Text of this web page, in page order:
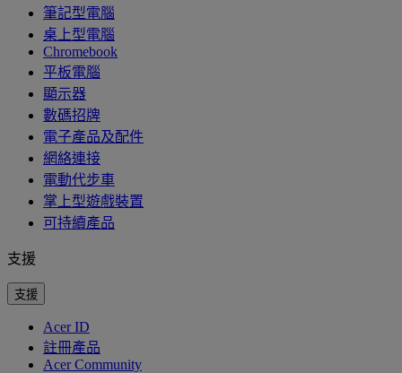
筆記型電腦
桌上型電腦
Chromebook
平板電腦
顯示器
數碼招牌
電子產品及配件
網絡連接
電動代步車
掌上型遊戲裝置
可持續產品
支援
支援
Acer ID
註冊產品
Acer Community